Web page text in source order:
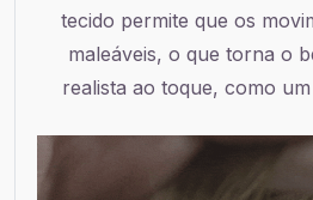
tecido permite que os
maleáveis, o que torna o
realista ao toque, como